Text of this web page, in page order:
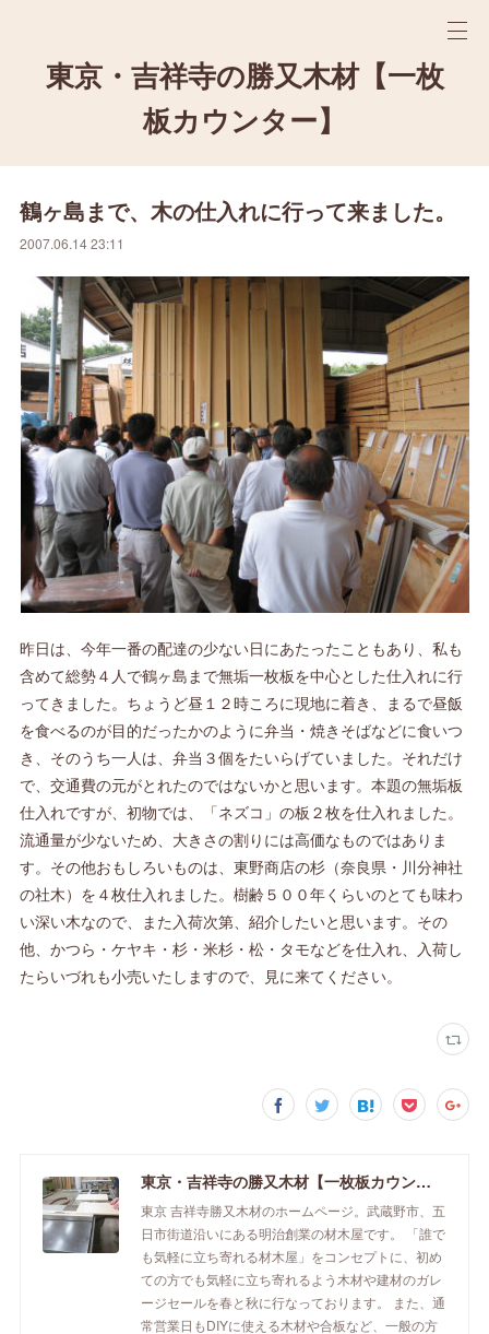
東京・吉祥寺の勝又木材【一枚
板カウンター】
鶴ヶ島まで、木の仕入れに行って来ました。
2007.06.14 23:11
昨日は、今年一番の配達の少ない日にあたったこともあり、私も
含めて総勢４人で鶴ヶ島まで無垢一枚板を中心とした仕入れに行
ってきました。ちょうど昼１２時ころに現地に着き、まるで昼飯
を食べるのが目的だったかのように弁当・焼きそばなどに食いつ
き、そのうち一人は、弁当３個をたいらげていました。それだけ
で、交通費の元がとれたのではないかと思います。本題の無垢板
仕入れですが、初物では、「ネズコ」の板２枚を仕入れました。
流通量が少ないため、大きさの割りには高価なものではありま
す。その他おもしろいものは、東野商店の杉（奈良県・川分神社
の社木）を４枚仕入れました。樹齢５００年くらいのとても味わ
い深い木なので、また入荷次第、紹介したいと思います。その
他、かつら・ケヤキ・杉・米杉・松・タモなどを仕入れ、入荷し
たらいづれも小売いたしますので、見に来てください。
東京・吉祥寺の勝又木材【一枚板カウンター】
東京 吉祥寺勝又木材のホームページ。武蔵野市、五
日市街道沿いにある明治創業の材木屋です。 「誰で
も気軽に立ち寄れる材木屋」をコンセプトに、初め
ての方でも気軽に立ち寄れるよう木材や建材のガレ
ージセールを春と秋に行なっております。 また、通
常営業日もDIYに使える木材や合板など、一般の方